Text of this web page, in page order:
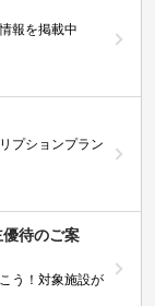
報を掲載中
プションプラン
優待のご案
う！対象施設が